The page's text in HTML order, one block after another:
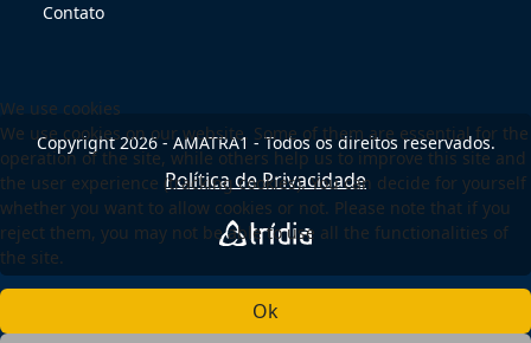
Contato
Copyright 2026 - AMATRA1 - Todos os direitos reservados.
Política de Privacidade
We use cookies
We use cookies on our website. Some of them are essential for the
operation of the site, while others help us to improve this site and
the user experience (tracking cookies). You can decide for yourself
whether you want to allow cookies or not. Please note that if you
reject them, you may not be able to use all the functionalities of
the site.
Ok